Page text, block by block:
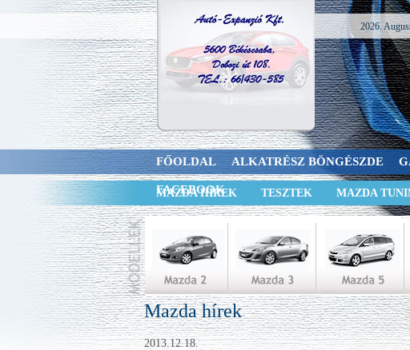
2026.
FŐOLDAL ALKATRÉSZ BÖNGÉSZDE
FACEBOOK
MAZDA HÍREK TESZTEK MAZDA
Mazda hírek
2013.12.18.